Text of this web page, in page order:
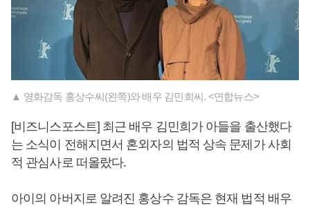
▲ 영화감독 홍상수씨(왼쪽)와 배우 김민희씨. <연합뉴스>
[비즈니스포스트] 최근 배우 김민희가 아들을 출산했다
는 소식이 전해지면서 혼외자의 법적 상속 문제가 사회
적 관심사로 떠올랐다.
아이의 아버지로 알려진 홍상수 감독은 현재 법적 배우